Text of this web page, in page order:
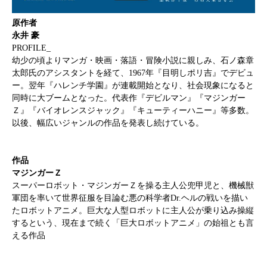
原作者
永井 豪
PROFILE_
幼少の頃よりマンガ・映画・落語・冒険小説に親しみ、石ノ森章
太郎氏のアシスタントを経て、1967年『目明しポリ吉』でデビュ
ー。翌年『ハレンチ学園』が連載開始となり、社会現象になると
同時に大ブームとなった。代表作『デビルマン』『マジンガー
Ｚ』『バイオレンスジャック』『キューティーハニー』等多数。
以後、幅広いジャンルの作品を発表し続けている。
作品
マジンガーＺ
スーパーロボット・マジンガーＺを操る主人公兜甲児と、機械獣
軍団を率いて世界征服を目論む悪の科学者Dr.ヘルの戦いを描い
たロボットアニメ。巨大な人型ロボットに主人公が乗り込み操縦
するという、現在まで続く「巨大ロボットアニメ」の始祖とも言
える作品